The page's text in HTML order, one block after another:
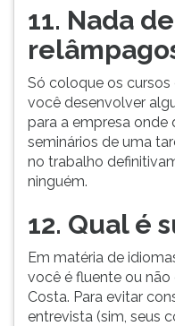
11. Nada
Só coloque os
você desenvolver
para a empresa onde
seminários de uma
no trabalho
ninguém.
12. Qual é
Em matéria de
você é fluente ou não
Costa. Para evitar
entrevista (sim, seus